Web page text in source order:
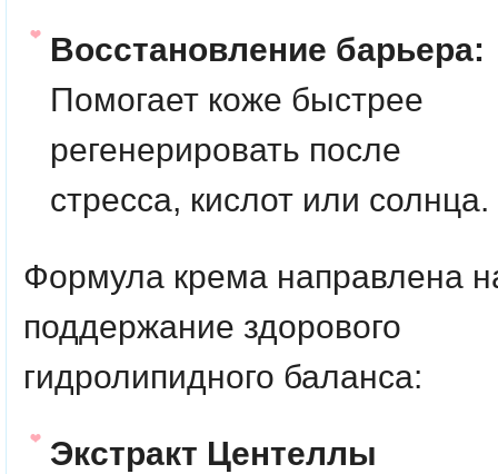
Восстановление барьера:
Помогает коже быстрее
регенерировать после
стресса, кислот или солнца.
Формула крема направлена
поддержание здорового
гидролипидного баланса:
Экстракт Центеллы